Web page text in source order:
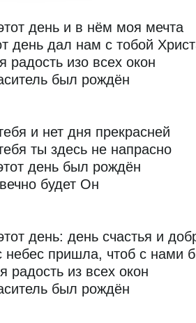
день и в нём моя мечта
день дал нам с тобой
радость изо всех окон
был рождён
и нет дня прекрасней
ты здесь не напрасно
день был рождён
будет Он
день: день счастья и
пришла, чтоб с нами
радость из всех окон
был рождён